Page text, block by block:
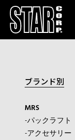
ブランド別
MRS
-パックラフト
-アクセサリー